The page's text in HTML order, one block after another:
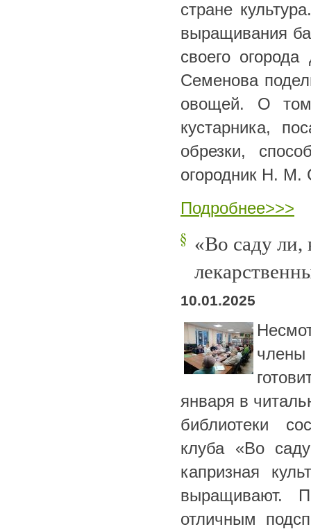
стране
выращивания
своего
Семенова
овощей. О
кустарника,
обрезки,
огородник Н. М.
Подробнее>>>
«Во саду ли,
10.01.2025
января в
библиотеки
клуба «Во
капризная
выращивают.
отличным